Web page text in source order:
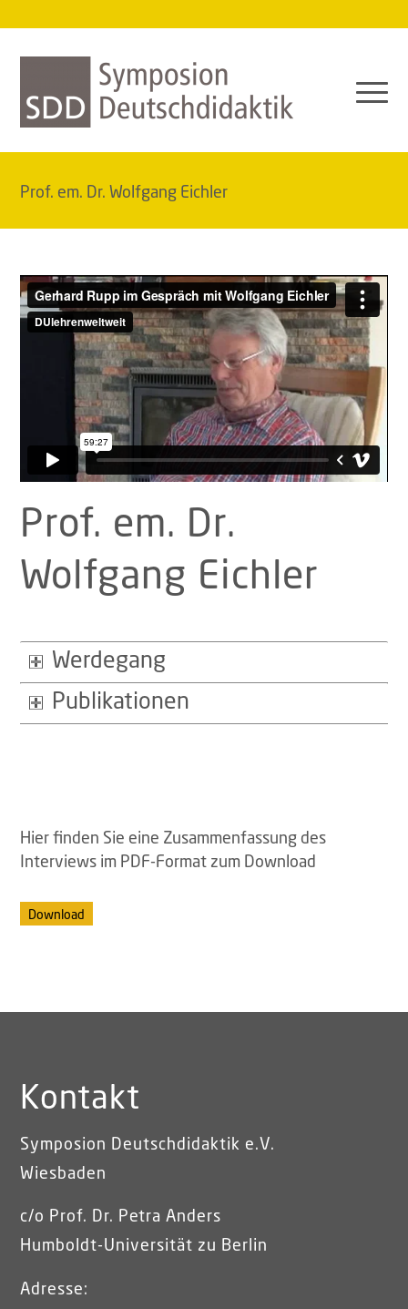
Prof. em. Dr. Wolfgang Eichler
Prof. em. Dr.
Wolfgang Eichler
Werdegang
Publikationen
Hier finden Sie eine Zusammenfassung des
Interviews im PDF-Format zum Download
Download
Kontakt
Symposion Deutschdidaktik e.V.
Wiesbaden
c/o Prof. Dr. Petra Anders
Humboldt-Universität zu Berlin
Adresse: